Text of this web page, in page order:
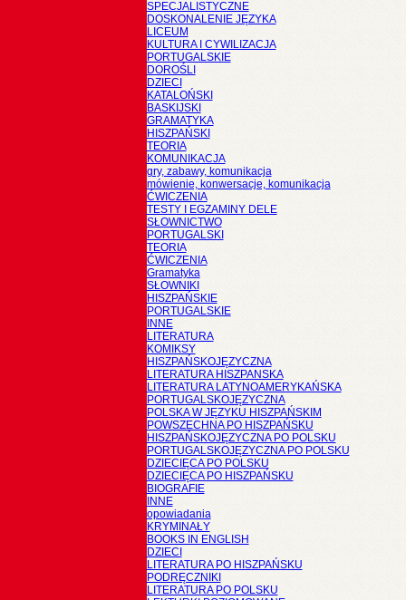
SPECJALISTYCZNE
DOSKONALENIE JĘZYKA
LICEUM
KULTURA I CYWILIZACJA
PORTUGALSKIE
DOROŚLI
DZIECI
KATALOŃSKI
BASKIJSKI
GRAMATYKA
HISZPAŃSKI
TEORIA
KOMUNIKACJA
gry, zabawy, komunikacja
mówienie, konwersacje, komunikacja
ĆWICZENIA
TESTY I EGZAMINY DELE
SŁOWNICTWO
PORTUGALSKI
TEORIA
ĆWICZENIA
Gramatyka
SŁOWNIKI
HISZPAŃSKIE
PORTUGALSKIE
INNE
LITERATURA
KOMIKSY
HISZPAŃSKOJĘZYCZNA
LITERATURA HISZPANSKA
LITERATURA LATYNOAMERYKAŃSKA
PORTUGALSKOJĘZYCZNA
POLSKA W JĘZYKU HISZPAŃSKIM
POWSZECHNA PO HISZPAŃSKU
HISZPAŃSKOJĘZYCZNA PO POLSKU
PORTUGALSKOJĘZYCZNA PO POLSKU
DZIECIĘCA PO POLSKU
DZIECIĘCA PO HISZPAŃSKU
BIOGRAFIE
INNE
opowiadania
KRYMINAŁY
BOOKS IN ENGLISH
DZIECI
LITERATURA PO HISZPAŃSKU
PODRĘCZNIKI
LITERATURA PO POLSKU